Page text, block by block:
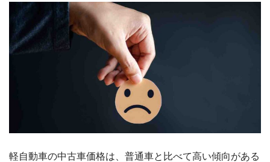
軽自動車の中古車価格は、普通車と比べて高い傾向がある